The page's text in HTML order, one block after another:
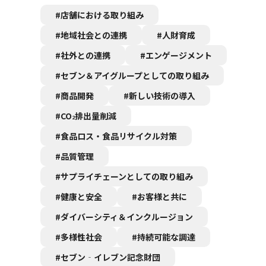
#店舗における取り組み
#地域社会との連携
#人財育成
#社外との連携
#エンゲージメント
#セブン＆アイグループとしての取り組み
#商品開発
#新しい技術の導入
#CO2排出量削減
#食品ロス・食品リサイクル対策
#品質管理
#サプライチェーンとしての取り組み
#健康と安全
#お客様と共に
#ダイバーシティ＆インクルージョン
#多様性社会
#持続可能な調達
#セブン‐イレブン記念財団